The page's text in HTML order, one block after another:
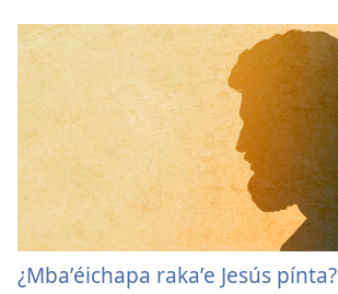
¿Mbaʼéichapa rakaʼe Jesús pínta?